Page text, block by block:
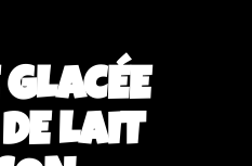
LAIT